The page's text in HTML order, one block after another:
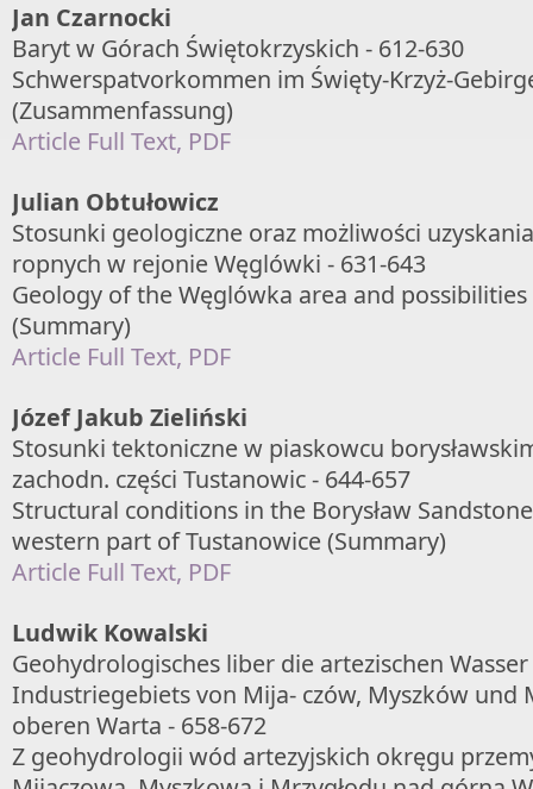
Jan Czarnocki
Baryt w Górach Świętokrzyskich - 612-630
Schwerspatvorkommen im Święty-Krzyż-
(Zusammenfassung)
Article Full Text, PDF
Julian Obtułowicz
Stosunki geologiczne oraz możliwości
ropnych w rejonie Węglówki - 631-643
Geology of the Węglówka area and
(Summary)
Article Full Text, PDF
Józef Jakub Zieliński
Stosunki tektoniczne w piaskowcu
zachodn. części Tustanowic - 644-657
Structural conditions in the Borysław
western part of Tustanowice (Summary)
Article Full Text, PDF
Ludwik Kowalski
Geohydrologisches liber die artezischen
Industriegebiets von Mija- czów, Myszków und
oberen Warta - 658-672
Z geohydrologii wód artezyjskich okręgu